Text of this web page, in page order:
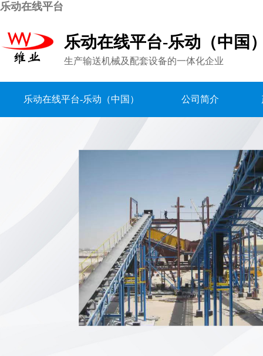
乐动在线平台
乐动在线平台-乐动（中国
生产输送机械及配套设备的一体化企业
乐动在线平台-乐动（中国） 公司简介